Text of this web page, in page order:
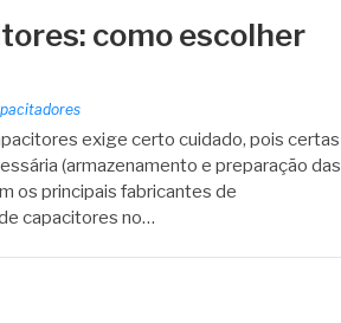
como escolher
exige certo cuidado, pois certas
(armazenamento e preparação das
os principais fabricantes de
capacitores no…